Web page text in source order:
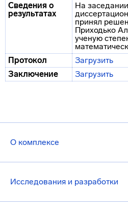
О комплексе
Исследования и разработки
Сведения о
результатах
На
принял
Приходько
ученую
Протокол
Загрузить
Заключение
Загрузить